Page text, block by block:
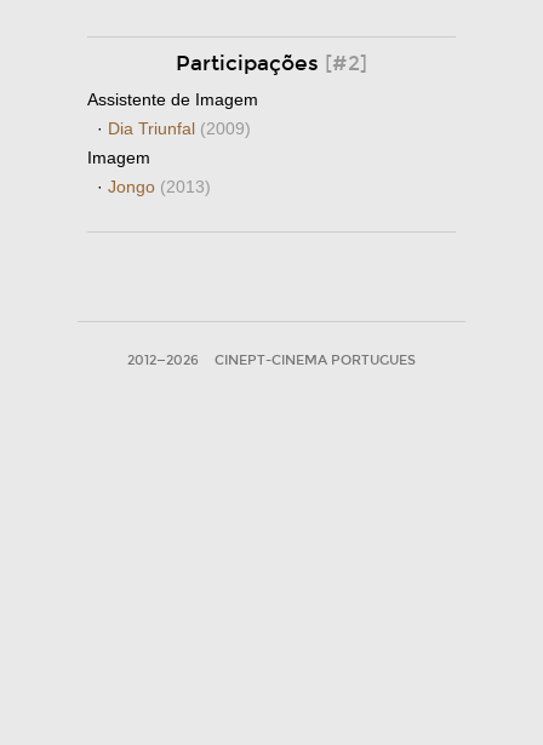
Participações [#2]
Assistente de Imagem
· Dia Triunfal (2009)
Imagem
· Jongo (2013)
2012—2026 CINEPT-CINEMA PORTUGUES